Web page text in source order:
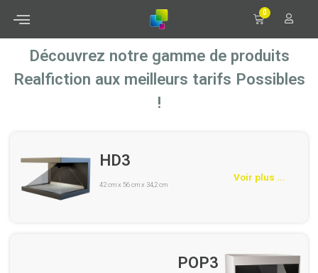
0
Découvrez notre gamme de produits
Realfiction aux meilleurs tarifs Possibles
!
HD3
42 cm x 56 cm x 34,2 cm
Voir plus ...
POP3